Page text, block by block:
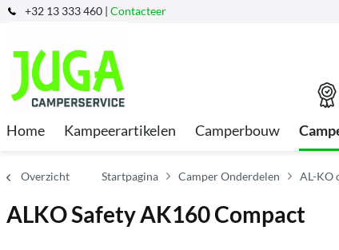
+32 13 333 460 | Contacteer
Home Kampeerartikelen Camperbouw
Overzicht Startpagina Camper Onderdelen AL-KO
ALKO Safety AK160 Compact